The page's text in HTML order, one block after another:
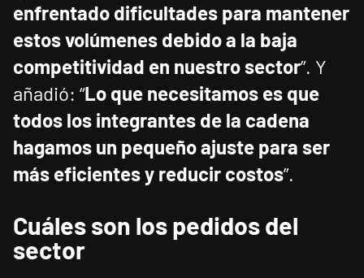
enfrentado dificultades para mantener
estos volúmenes debido a la baja
competitividad en nuestro sector”. Y
añadió: “Lo que necesitamos es que
todos los integrantes de la cadena
hagamos un pequeño ajuste para ser
más eficientes y reducir costos”.
Cuáles son los pedidos del
sector